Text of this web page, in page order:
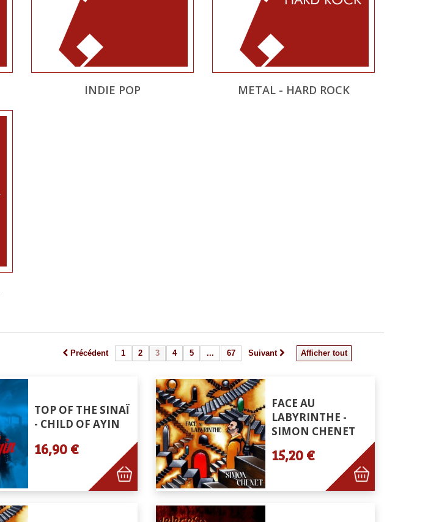
INDIE POP METAL - HARD ROCK
Afficher tout
Précédent 1 2 3 4 5 ... 67 Suivant
TOP OF THE SINAÏ
- CHILD OF AYIN
16,90 €
FACE AU
LABYRINTHE -
SIMON CHENET
15,20 €